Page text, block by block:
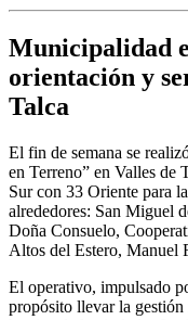
Municipalidad
orientación y
Talca
El fin de semana se
en Terreno” en Valles de
Sur con 33 Oriente para
alrededores: San Miguel
Doña Consuelo,
Altos del Estero, Manuel
El operativo, impulsado
propósito llevar la